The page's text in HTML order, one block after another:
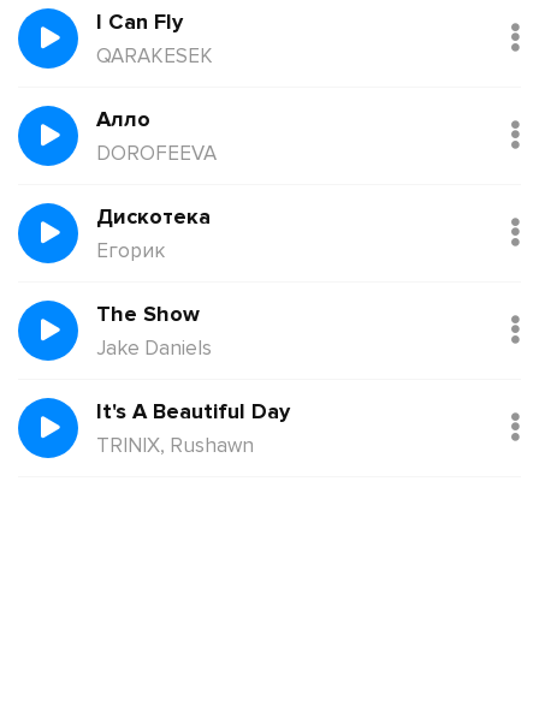
I Can Fly
QARAKESEK
Алло
DOROFEEVA
Дискотека
Егорик
The Show
Jake Daniels
It's A Beautiful Day
TRINIX, Rushawn